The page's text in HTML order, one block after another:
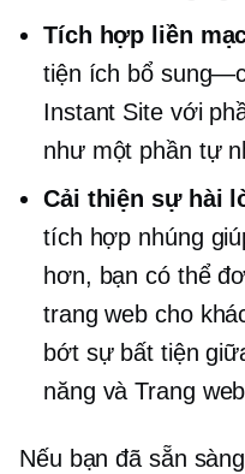
Tích hợp liền
tiện ích bổ
Instant Site với
như một phần tự
Cải thiện sự hài
tích hợp nhúng
hơn, bạn có thể
trang web cho
bớt sự bất tiện
năng và Trang
Nếu bạn đã sẵn